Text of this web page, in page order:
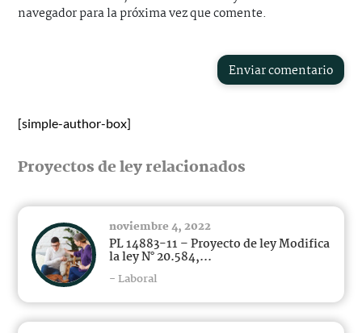
navegador para la próxima vez que comente.
Enviar comentario
[simple-author-box]
Proyectos de ley relacionados
noviembre 4, 2022
PL 14883-11 – Proyecto de ley Modifica
la ley N° 20.584,...
- Laboral